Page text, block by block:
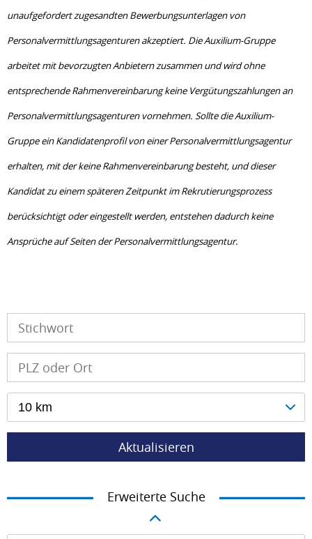
unaufgefordert zugesandten Bewerbungsunterlagen von
Personalvermittlungsagenturen akzeptiert. Die Auxilium-Gruppe
arbeitet mit bevorzugten Anbietern zusammen und wird ohne
entsprechende Rahmenvereinbarung keine Vergütungszahlungen an
Personalvermittlungs­agenturen vornehmen. Sollte die Auxilium-
Gruppe ein Kandidatenprofil von einer Personal­vermittlungs­­agentur
erhalten, mit der keine Rahmenvereinbarung besteht, und dieser
Kandidat zu einem späteren Zeitpunkt im Rekrutierungs­prozess
berücksichtigt oder eingestellt werden, entstehen dadurch keine
Ansprüche auf Seiten der Personalvermittlungsagentur.
10 km
Aktualisieren
Erweiterte Suche